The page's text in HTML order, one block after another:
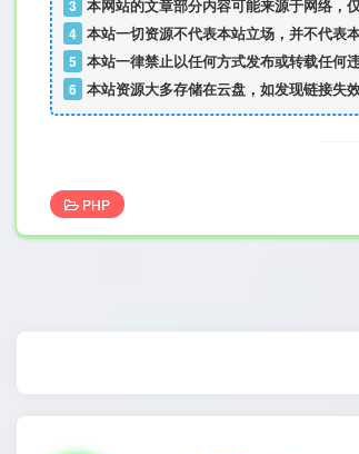
3 本网站的文章部分内容可能来源于网络，
4 本站一切资源不代表本站立场，并不代表
5 本站一律禁止以任何方式发布或转载任何
6 本站资源大多存储在云盘，如发现链接失
PHP